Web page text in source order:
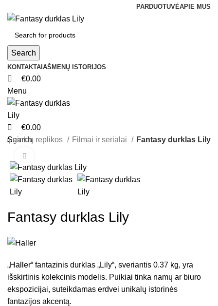
PARDUOTUVĖAPIE MUS
Search
KONTAKTAI AŠMENŲ ISTORIJOS
€0.00
Menu
€0.00
Search
ginklų replikos Filmai ir serialai Fantasy durklas Lily
Fantasy durklas Lily
„Haller“ fantazinis durklas „Lily“, sveriantis 0.37 kg, yra
išskirtinis kolekcinis modelis. Puikiai tinka namų ar biuro
ekspozicijai, suteikdamas erdvei unikalų istorinės
fantazijos akcentą.